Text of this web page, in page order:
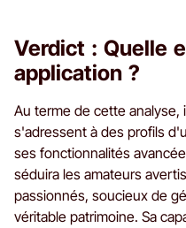
Verdict : Quelle
application ?
Au terme de cette analyse,
s'adressent à des profils
ses fonctionnalités
séduira les amateurs
passionnés, soucieux de
véritable patrimoine. Sa